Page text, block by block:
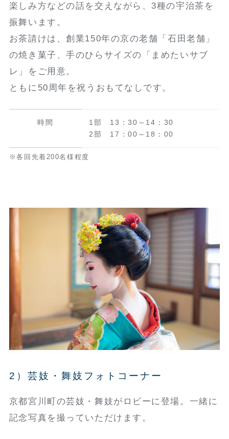
楽しみ方などの話を交えながら、3種の宇治茶を
振舞います。
お茶請けは、創業150年の京の老舗「石田老舗」
の焼き菓子、手のひらサイズの「まめたいサブ
レ」をご用意。
ともに50周年を祝うおもてなしです。
時間
1部 13：30～14：30
2部 17：00～18：00
※各回先着200名様程度
2）芸妓・舞妓フォトコーナー
京都宮川町の芸妓・舞妓がロビーに登場。一緒に
記念写真を撮っていただけます。